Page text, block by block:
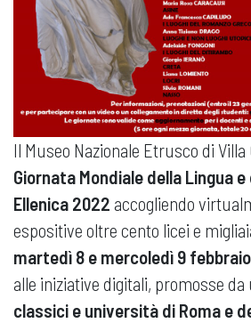
Il Museo Nazionale Etrusco di
Giornata Mondiale della Lingua
Ellenica 2022 accogliendo
espositive oltre cento licei e
martedì 8 e mercoledì 9 febbraio
alle iniziative digitali, promosse
classici e università di Roma e